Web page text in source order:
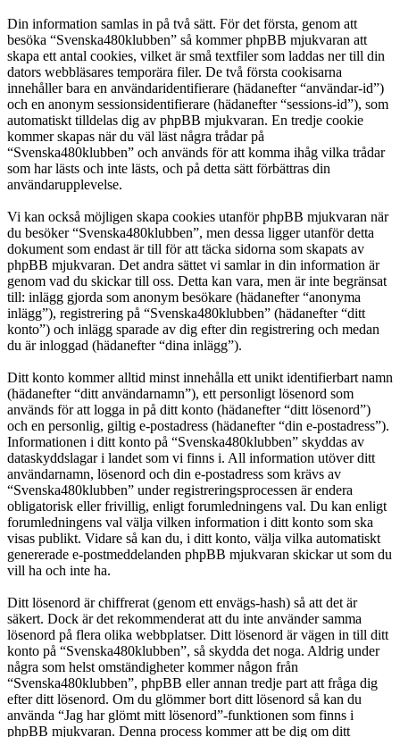
Din information samlas in på två sätt. För det första, genom att
besöka “Svenska480klubben” så kommer phpBB mjukvaran att
skapa ett antal cookies, vilket är små textfiler som laddas ner till din
dators webbläsares temporära filer. De två första cookisarna
innehåller bara en användaridentifierare (hädanefter “användar-id”)
och en anonym sessionsidentifierare (hädanefter “sessions-id”), som
automatiskt tilldelas dig av phpBB mjukvaran. En tredje cookie
kommer skapas när du väl läst några trådar på
“Svenska480klubben” och används för att komma ihåg vilka trådar
som har lästs och inte lästs, och på detta sätt förbättras din
användarupplevelse.
Vi kan också möjligen skapa cookies utanför phpBB mjukvaran när
du besöker “Svenska480klubben”, men dessa ligger utanför detta
dokument som endast är till för att täcka sidorna som skapats av
phpBB mjukvaran. Det andra sättet vi samlar in din information är
genom vad du skickar till oss. Detta kan vara, men är inte begränsat
till: inlägg gjorda som anonym besökare (hädanefter “anonyma
inlägg”), registrering på “Svenska480klubben” (hädanefter “ditt
konto”) och inlägg sparade av dig efter din registrering och medan
du är inloggad (hädanefter “dina inlägg”).
Ditt konto kommer alltid minst innehålla ett unikt identifierbart namn
(hädanefter “ditt användarnamn”), ett personligt lösenord som
används för att logga in på ditt konto (hädanefter “ditt lösenord”)
och en personlig, giltig e-postadress (hädanefter “din e-postadress”).
Informationen i ditt konto på “Svenska480klubben” skyddas av
dataskyddslagar i landet som vi finns i. All information utöver ditt
användarnamn, lösenord och din e-postadress som krävs av
“Svenska480klubben” under registreringsprocessen är endera
obligatorisk eller frivillig, enligt forumledningens val. Du kan enligt
forumledningens val välja vilken information i ditt konto som ska
visas publikt. Vidare så kan du, i ditt konto, välja vilka automatiskt
genererade e-postmeddelanden phpBB mjukvaran skickar ut som du
vill ha och inte ha.
Ditt lösenord är chiffrerat (genom ett envägs-hash) så att det är
säkert. Dock är det rekommenderat att du inte använder samma
lösenord på flera olika webbplatser. Ditt lösenord är vägen in till ditt
konto på “Svenska480klubben”, så skydda det noga. Aldrig under
några som helst omständigheter kommer någon från
“Svenska480klubben”, phpBB eller annan tredje part att fråga dig
efter ditt lösenord. Om du glömmer bort ditt lösenord så kan du
använda “Jag har glömt mitt lösenord”-funktionen som finns i
phpBB mjukvaran. Denna process kommer att be dig om ditt